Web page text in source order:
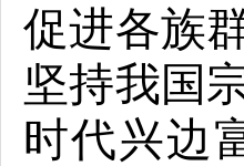
促进各族
坚持我国
时代兴边